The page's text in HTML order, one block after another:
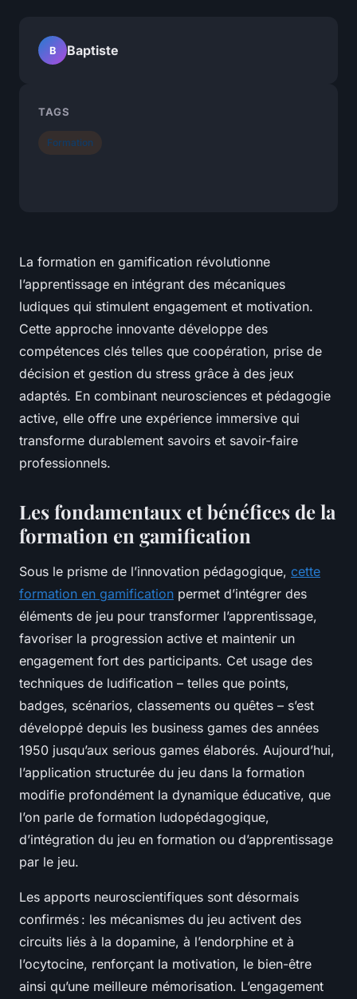
La formation en gamification révolutionne
l’apprentissage en intégrant des mécaniques
ludiques qui stimulent engagement et motivation.
Cette approche innovante développe des
compétences clés telles que coopération, prise de
décision et gestion du stress grâce à des jeux
adaptés. En combinant neurosciences et pédagogie
active, elle offre une expérience immersive qui
transforme durablement savoirs et savoir-faire
professionnels.
Les fondamentaux et bénéfices de la
formation en gamification
Sous le prisme de l’innovation pédagogique, cette
formation en gamification permet d’intégrer des
éléments de jeu pour transformer l’apprentissage,
favoriser la progression active et maintenir un
engagement fort des participants. Cet usage des
techniques de ludification – telles que points,
badges, scénarios, classements ou quêtes – s’est
développé depuis les business games des années
1950 jusqu’aux serious games élaborés. Aujourd’hui,
l’application structurée du jeu dans la formation
modifie profondément la dynamique éducative, que
l’on parle de formation ludopédagogique,
d’intégration du jeu en formation ou d’apprentissage
par le jeu.
Les apports neuroscientifiques sont désormais
confirmés : les mécanismes du jeu activent des
circuits liés à la dopamine, à l’endorphine et à
l’ocytocine, renforçant la motivation, le bien-être
ainsi qu’une meilleure mémorisation. L’engagement
B Baptiste
TAGS
Formation